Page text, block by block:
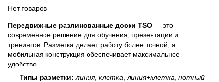
Нет товаров
Передвижные разлинованные доски TSO — это
современное решение для обучения, презентаций и
тренингов. Разметка делает работу более точной, а
мобильная конструкция обеспечивает максимальное
удобство.
Типы разметки: линия, клетка линия+клетка нотный